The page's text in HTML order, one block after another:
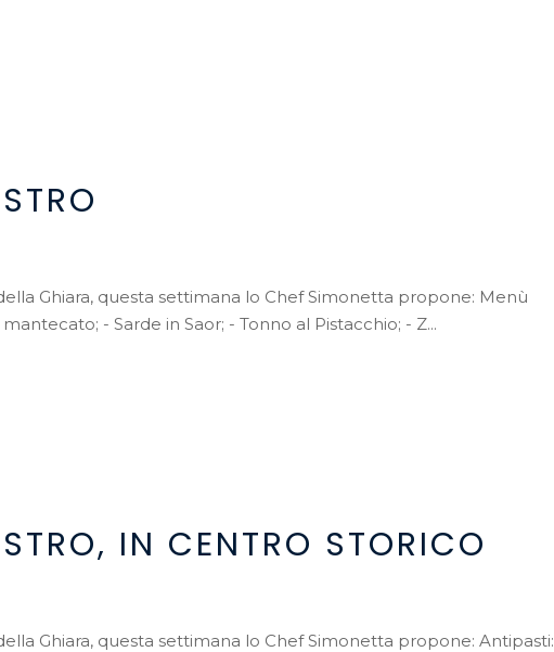
Ghiara, questa settimana lo Chef Simonetta propone: Menù
- Sarde in Saor; - Tonno al Pistacchio; - Z...
IN CENTRO STORICO
Ghiara, questa settimana lo Chef Simonetta propone: Antipasti: